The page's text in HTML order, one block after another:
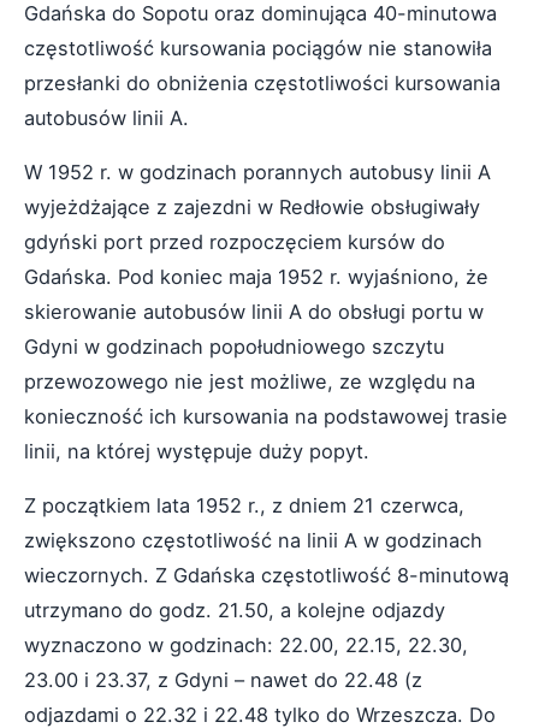
Gdańska do Sopotu oraz dominująca 40-minutowa
częstotliwość kursowania pociągów nie stanowiła
przesłanki do obniżenia częstotliwości kursowania
autobusów linii A.
W 1952 r. w godzinach porannych autobusy linii A
wyjeżdżające z zajezdni w Redłowie obsługiwały
gdyński port przed rozpoczęciem kursów do
Gdańska. Pod koniec maja 1952 r. wyjaśniono, że
skierowanie autobusów linii A do obsługi portu w
Gdyni w godzinach popołudniowego szczytu
przewozowego nie jest możliwe, ze względu na
konieczność ich kursowania na podstawowej trasie
linii, na której występuje duży popyt.
Z początkiem lata 1952 r., z dniem 21 czerwca,
zwiększono częstotliwość na linii A w godzinach
wieczornych. Z Gdańska częstotliwość 8-minutową
utrzymano do godz. 21.50, a kolejne odjazdy
wyznaczono w godzinach: 22.00, 22.15, 22.30,
23.00 i 23.37, z Gdyni – nawet do 22.48 (z
odjazdami o 22.32 i 22.48 tylko do Wrzeszcza. Do